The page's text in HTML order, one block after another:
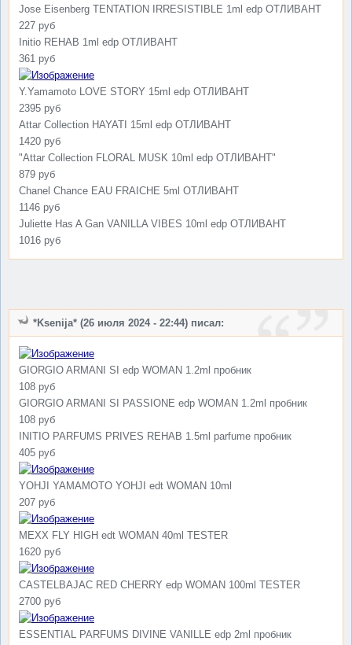
Jose Eisenberg TENTATION IRRESISTIBLE 1ml edp ОТЛИВАНТ
227 руб
Initio REHAB 1ml edp ОТЛИВАНТ
361 руб
Y.Yamamoto LOVE STORY 15ml edp ОТЛИВАНТ
2395 руб
Attar Collection HAYATI 15ml edp ОТЛИВАНТ
1420 руб
"Attar Collection FLORAL MUSK 10ml edp ОТЛИВАНТ"
879 руб
Chanel Chance EAU FRAICHE 5ml ОТЛИВАНТ
1146 руб
Juliette Has A Gan VANILLA VIBES 10ml edp ОТЛИВАНТ
1016 руб
*Ksenija* (26 июля 2024 - 22:44) писал:
GIORGIO ARMANI SI edp WOMAN 1.2ml пробник
108 руб
GIORGIO ARMANI SI PASSIONE edp WOMAN 1.2ml пробник
108 руб
INITIO PARFUMS PRIVES REHAB 1.5ml parfume пробник
405 руб
YOHJI YAMAMOTO YOHJI edt WOMAN 10ml
207 руб
MEXX FLY HIGH edt WOMAN 40ml TESTER
1620 руб
CASTELBAJAC RED CHERRY edp WOMAN 100ml TESTER
2700 руб
ESSENTIAL PARFUMS DIVINE VANILLE edp 2ml пробник